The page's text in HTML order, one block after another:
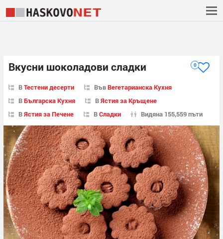
Вкусни шоколадови сладки 0
ВТестени десерти ВъвВегетарианска Кухня
ВБългарска Кухня ВЯстия за Кръщене
ВЯстия за Печене ВСладки Видяна 155,559 пъти